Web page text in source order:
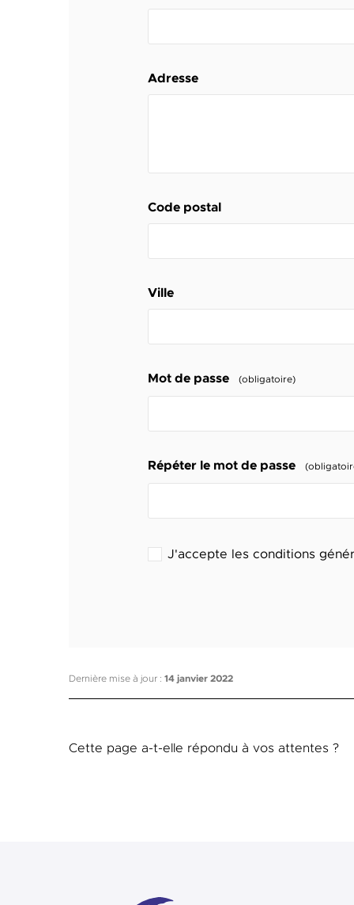
Adresse
Code postal
Ville
Mot de passe (obligatoire)
Répéter le mot de passe
J'accepte les conditions
Dernière mise à jour : 14 janvier 2022
Cette page a-t-elle répondu à vos attentes ?